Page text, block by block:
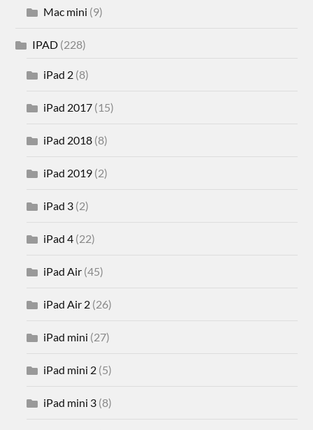
Mac mini (9)
IPAD (228)
iPad 2 (8)
iPad 2017 (15)
iPad 2018 (8)
iPad 2019 (2)
iPad 3 (2)
iPad 4 (22)
iPad Air (45)
iPad Air 2 (26)
iPad mini (27)
iPad mini 2 (5)
iPad mini 3 (8)